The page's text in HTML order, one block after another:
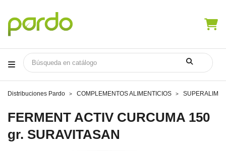
Distribuciones Pardo COMPLEMENTOS ALIMENTICIOS
FERMENT ACTIV CURCUMA 150
gr. SURAVITASAN